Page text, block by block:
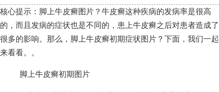
核心提示：脚上牛皮癣图片？牛皮癣这种疾病的发病率是很高
的，而且发病的症状也是不同的，患上牛皮癣之后对患者造成了
很多的影响。那么，脚上牛皮癣初期症状图片？下面，我们一起
来看看。。
脚上牛皮癣初期图片